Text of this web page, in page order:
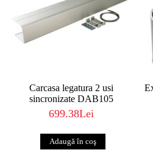
Carcasa legatura 2 usi
sincronizate DAB105
699.38Lei